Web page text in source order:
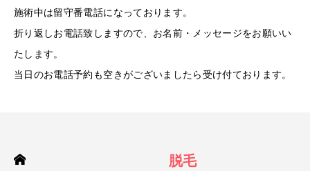
施術中は留守番電話になっております。
折り返しお電話致しますので、お名前・メッセージをお願いい
たします。
当日のお電話予約も空きがございましたら受け付ております。
脱毛